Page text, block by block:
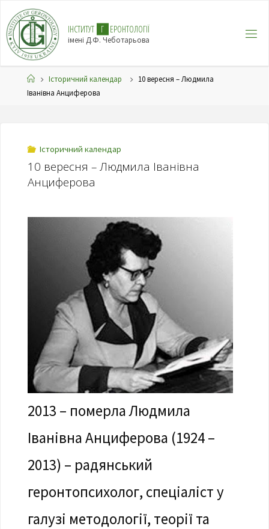
ІНСТИТУТ Г ЕРОНТОЛОГІЇ
імені Д.Ф. Чеботарьова
Історичний календар
10 вересня – Людмила
Іванівна Анциферова
Історичний календар
10 вересня – Людмила Іванівна
Анциферова
2013 – померла Людмила
Іванівна Анциферова (1924 –
2013) – радянський
геронтопсихолог, спеціаліст у
галузі методології, теорії та